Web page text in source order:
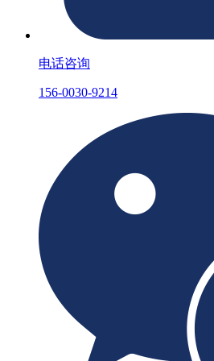
电话咨询
156-0030-9214